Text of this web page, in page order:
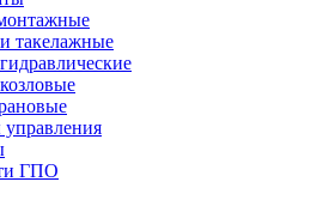
такелажные
ГПО